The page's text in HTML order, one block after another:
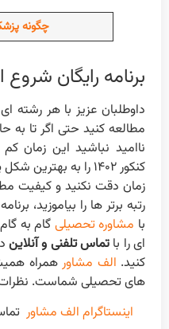
چگونه
برنامه رایگان
داوطلبان عزیز با هر رشته
مطالعه کنید حتی اگر تا به
ناامید نباشید این زمان
کنکور ۱۴۰۲ را به
زمان دقت نکنید و کیفیت
رتبه برتر ها را بیاموزید،
با مشاوره تحصیلی گام به
ای را با تماس تلفنی و آنلاین
کنید. الف مشاورهمراه
های تحصیلی شماست. نظرات
اینستاگرام الف مشاور تماس